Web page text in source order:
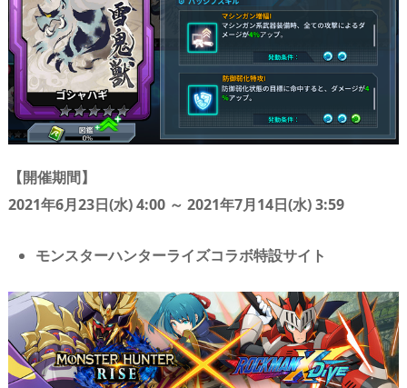
【開催期間】
2021年6月23日(水) 4:00 ～ 2021年7月14日(水) 3:59
モンスターハンターライズコラボ特設サイト